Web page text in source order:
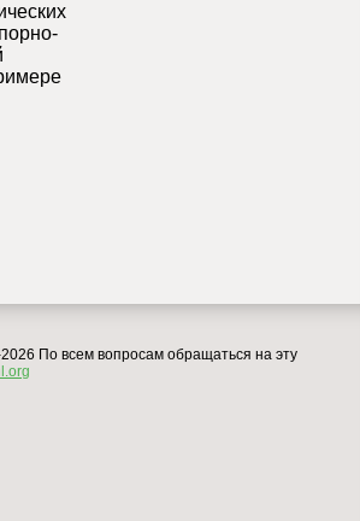
По всем вопросам обращаться на эту